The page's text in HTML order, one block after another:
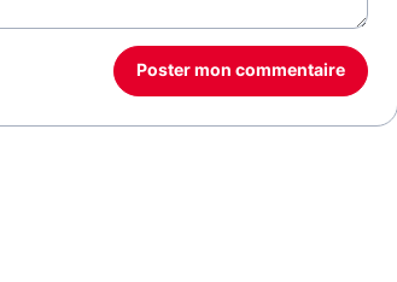
Poster mon commentaire